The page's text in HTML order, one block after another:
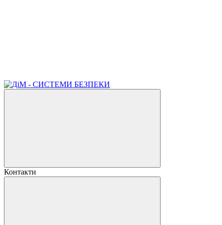
Контакти